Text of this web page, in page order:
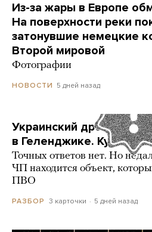
Из-за жары в Европе
На поверхности реки
затонувшие немецкие
Второй мировой
Фотографии
НОВОСТИ 5 дней назад
Украинский дрон попал
в Геленджике. Куда он
Точных ответов нет. Но
ЧП находится объект,
ПВО
РАЗБОР 3 карточки 5 дней назад